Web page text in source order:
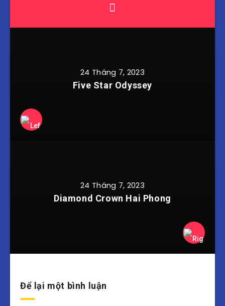
24 Tháng 7, 2023
Five Star Odyssey
24 Tháng 7, 2023
Diamond Crown Hai Phong
Để lại một bình luận